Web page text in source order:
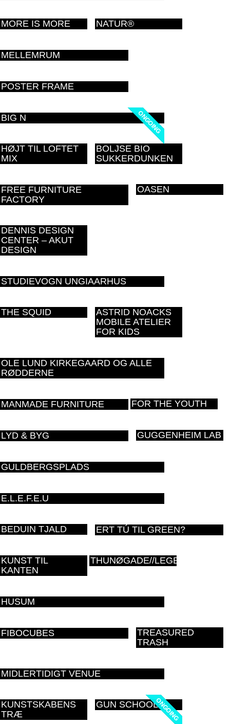
MORE IS MORE NATUR®
MELLEMRUM
POSTER FRAME
ONGOING
ONGOING
BIG N
HØJT TIL LOFTET
MIX
BOLJSE BIO
SUKKERDUNKEN
FREE FURNITURE
FACTORY
OASEN
DENNIS DESIGN
CENTER – AKUT
DESIGN
STUDIEVOGN UNGIAARHUS
THE SQUID
ASTRID NOACKS
MOBILE ATELIER
FOR KIDS
OLE LUND KIRKEGAARD OG ALLE
RØDDERNE
MANMADE FURNITURE FOR THE YOUTH
LYD & BYG GUGGENHEIM LAB
GULDBERGSPLADS
E.L.E.F.E.U
BEDUIN TJALD ERT TÚ TIL GREEN?
KUNST TIL
KANTEN
THUNØGADE//LEGEPLADS
HUSUM
FIBOCUBES
TREASURED
TRASH
MIDLERTIDIGT VENUE
KUNSTSKABENS
TRÆ
ONGOING
ONGOING
GUN SCHOOL